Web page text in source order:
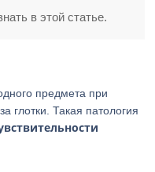
в этой статье.
предмета при
глотки. Такая патология